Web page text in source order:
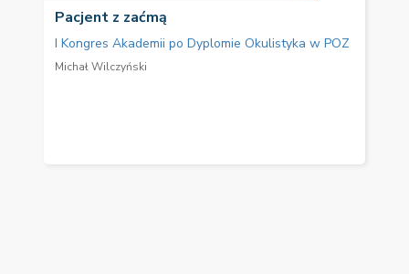
Pacjent z zaćmą
I Kongres Akademii po Dyplomie Okulistyka w POZ
Michał Wilczyński